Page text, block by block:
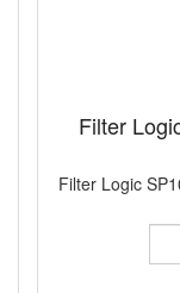
Filter
Filter Logic